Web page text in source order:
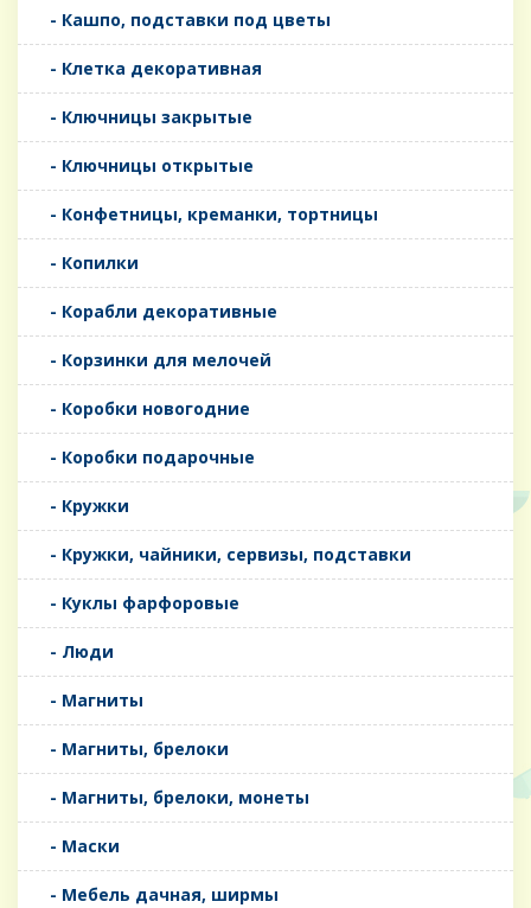
- Кашпо, подставки под цветы
- Клетка декоративная
- Ключницы закрытые
- Ключницы открытые
- Конфетницы, креманки, тортницы
- Копилки
- Корабли декоративные
- Корзинки для мелочей
- Коробки новогодние
- Коробки подарочные
- Кружки
- Кружки, чайники, сервизы, подставки
- Куклы фарфоровые
- Люди
- Магниты
- Магниты, брелоки
- Магниты, брелоки, монеты
- Маски
- Мебель дачная, ширмы